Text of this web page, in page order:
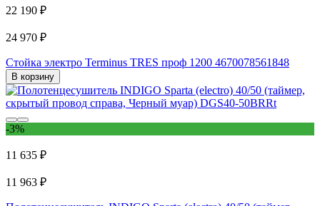
22 190 ₽
24 970 ₽
Стойка электро Terminus TRES проф 1200 4670078561848
В корзину
-3%
11 635 ₽
11 963 ₽